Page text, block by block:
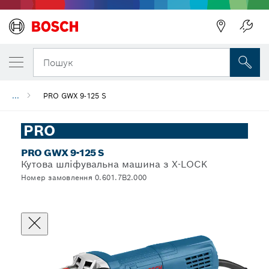
Пошук
... PRO GWX 9-125 S
PRO
PRO GWX 9-125 S
Кутова шліфувальна машина з X-LOCK
Номер замовлення 0.601.7B2.000